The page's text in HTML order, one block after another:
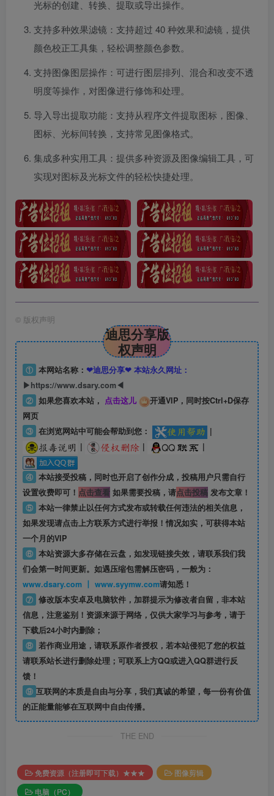
光标的创建、转换、提取或导出操作。
支持多种效果滤镜：支持超过 40 种效果和滤镜，提供
颜色校正工具集，轻松调整颜色参数。
支持图像图层操作：可进行图层排列、混合和改变不透
明度等操作，对图像进行修饰和处理。
导入导出提取功能：支持从程序文件提取图标，图像、
图标、光标间转换，支持常见图像格式。
集成多种实用工具：提供多种资源及图像编辑工具，可
实现对图标及光标文件的轻松快捷处理。
© 版权声明
迪思分享版
权声明
① 本网站名称： ❤迪思分享❤ 本站永久网址：
▶https://www.dsary.com◀
② 如果您喜欢本站， 点击这儿
开通VIP，同时按Ctrl+D保存
网页
③ 在浏览网站中可能会帮助到您：
|
|
| |
④ 本站接受投稿，同时也开启了创作分成，投稿用户只需自行
设置收费即可！ 点击查看如果需要投稿，请点击投稿发布文章！
⑤ 本站一律禁止以任何方式发布或转载任何违法的相关信息，
如果发现请点击上方联系方式进行举报！情况如实，可获得本站
一个月的VIP
⑥ 本站资源大多存储在云盘，如发现链接失效，请联系我们我
们会第一时间更新。如遇压缩包需解压密码，一般为：
www.dsary.com 丨 www.syymw.com请知悉！
⑦ 修改版本安卓及电脑软件，加群提示为修改者自留， 非本站
信息，注意鉴别！资源来源于网络，仅供大家学习与参考，请于
下载后24小时内删除；
⑧ 若作商业用途，请联系原作者授权，若本站侵犯了您的权益
请联系站长进行删除处理；可联系上方QQ或进入QQ群进行反
馈！
⑨ 互联网的本质是自由与分享，我们真诚的希望，每一份有价值
的正能量能够在互联网中自由传播。
THE END
免费资源（注册即可下载）★★★
图像剪辑
电脑（PC）